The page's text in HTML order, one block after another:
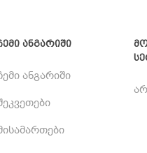
ანგარიში
ანგარიში